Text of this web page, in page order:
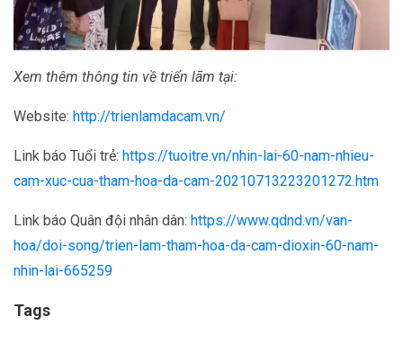
Xem thêm thông tin về triển lãm tại:
Website: http://trienlamdacam.vn/
Link báo Tuổi trẻ: https://tuoitre.vn/nhin-lai-60-nam-nhieu-
cam-xuc-cua-tham-hoa-da-cam-20210713223201272.htm
Link báo Quân đội nhân dân: https://www.qdnd.vn/van-
hoa/doi-song/trien-lam-tham-hoa-da-cam-dioxin-60-nam-
nhin-lai-665259
Tags